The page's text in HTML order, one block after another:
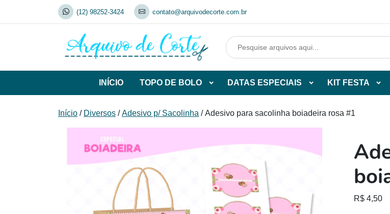
(12) 98252-3424 contato@arquivodecorte.com.br
INÍCIO TOPO DE BOLO
de
BOLO
DATAS ESPECIAIS
de
KIT FESTA
Início / Diversos /Adesivo p/ Sacolinha / Adesivo para sacolinha boiadeira rosa #1
R$ 4,50